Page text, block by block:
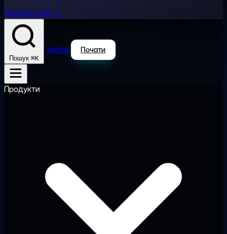
Наша історія →
Пошук ⌘K
Увійти Почати
Продукти